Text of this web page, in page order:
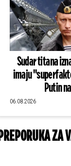
Sudar titana
imaju
Putin
06.08.2026
ZA